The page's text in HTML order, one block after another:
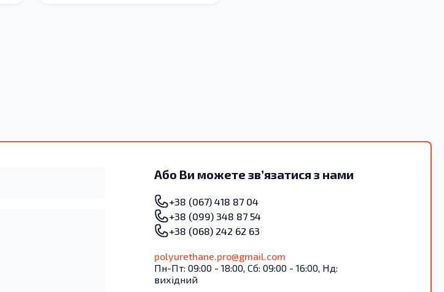
Або Ви можете зв’язатися з нами
+38 (067) 418 87 04
+38 (099) 348 87 54
+38 (068) 242 62 63
polyurethane.pro@gmail.com
Пн-Пт: 09:00 - 18:00, Сб: 09:00 - 16:00, Нд:
вихідний